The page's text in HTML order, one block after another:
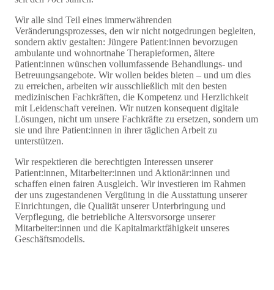
Wir alle sind Teil eines immerwährenden
Veränderungsprozesses, den wir nicht notgedrungen begleiten,
sondern aktiv gestalten: Jüngere Patient:innen bevorzugen
ambulante und wohnortnahe Therapieformen, ältere
Patient:innen wünschen vollumfassende Behandlungs- und
Betreuungsangebote. Wir wollen beides bieten – und um dies
zu erreichen, arbeiten wir ausschließlich mit den besten
medizinischen Fachkräften, die Kompetenz und Herzlichkeit
mit Leidenschaft vereinen. Wir nutzen konsequent digitale
Lösungen, nicht um unsere Fachkräfte zu ersetzen, sondern um
sie und ihre Patient:innen in ihrer täglichen Arbeit zu
unterstützen.
Wir respektieren die berechtigten Interessen unserer
Patient:innen, Mitarbeiter:innen und Aktionär:innen und
schaffen einen fairen Ausgleich. Wir investieren im Rahmen
der uns zugestandenen Vergütung in die Ausstattung unserer
Einrichtungen, die Qualität unserer Unterbringung und
Verpflegung, die betriebliche Altersvorsorge unserer
Mitarbeiter:innen und die Kapitalmarktfähigkeit unseres
Geschäftsmodells.